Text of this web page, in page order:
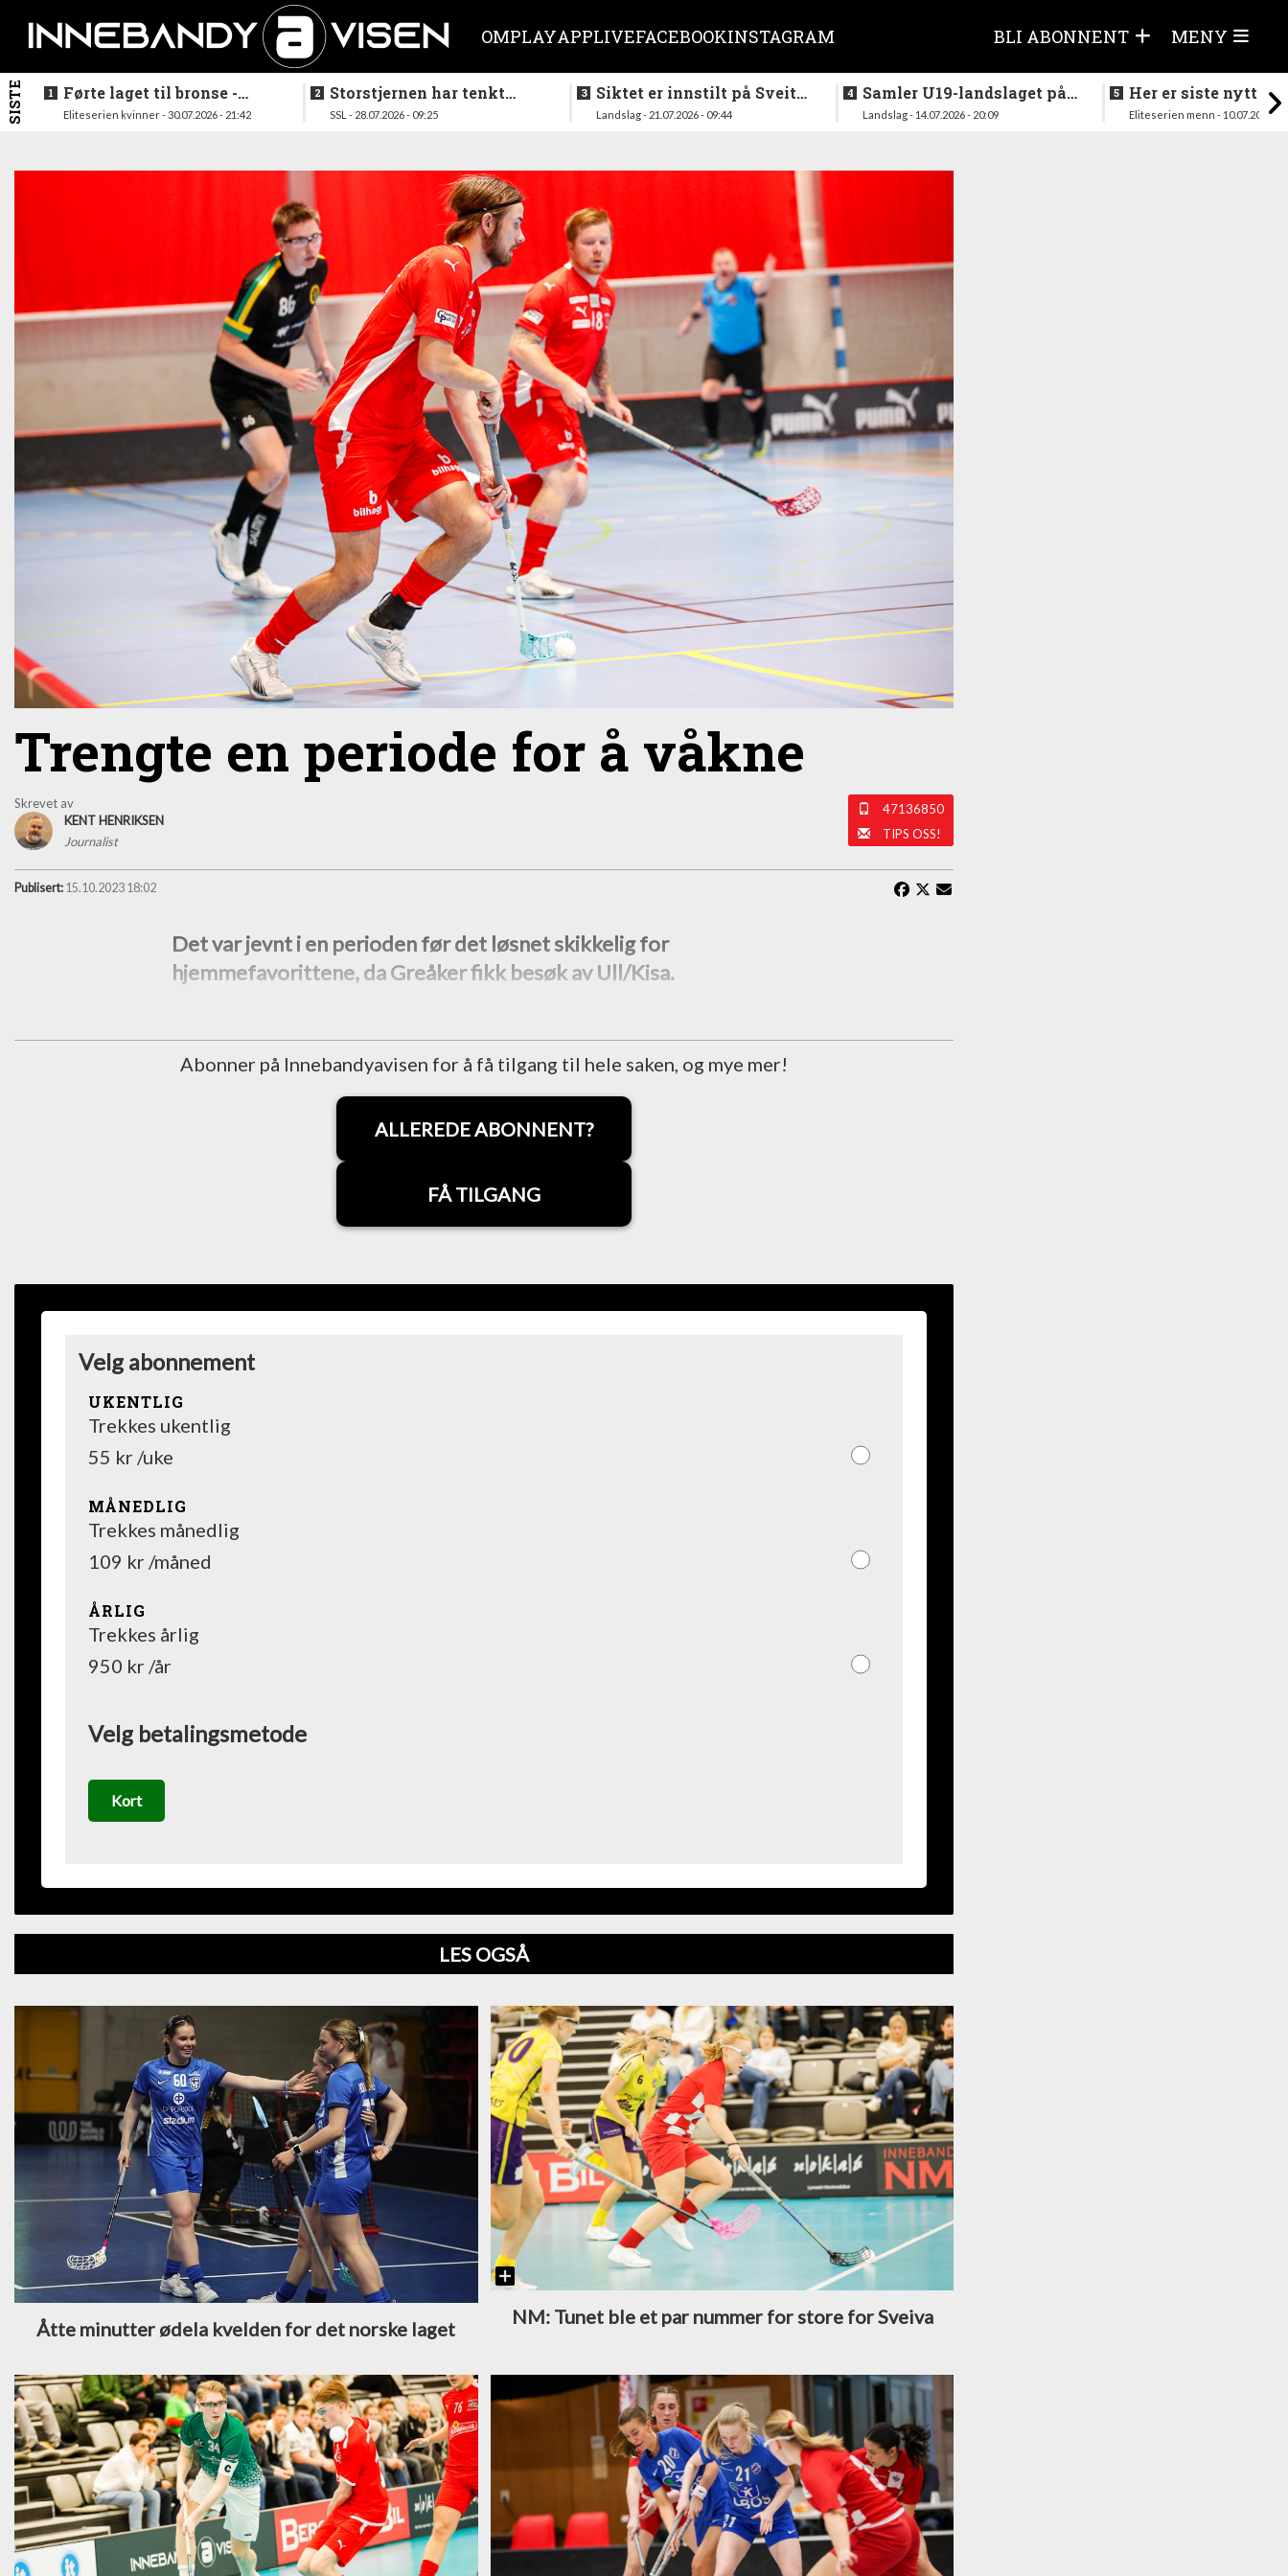
OMPLAYAPPLIVEFACEBOOKINSTAGRAM BLI ABONNENT MENY
SISTE
Førte laget til bronse -
trenerduoen ferdige i
Eliteserien kvinner - 30.07.2026 - 21:42
Storstjernen har tenkt
ferdig - legger køllen på
SSL - 28.07.2026 - 09:25
Siktet er innstilt på Sveits
i mai
Landslag - 21.07.2026 - 09:44
Samler U19-landslaget på
nytt i august
Landslag - 14.07.2026 - 20:09
Her er siste nytt
season
Eliteserien menn - 10.07.2026 -
Trengte en periode for å våkne
Skrevet av
KENT HENRIKSEN
Journalist
47136850
TIPS OSS!
Publisert: 15.10.2023 18:02
Det var jevnt i en perioden før det løsnet skikkelig for
hjemmefavorittene, da Greåker fikk besøk av Ull/Kisa.
Abonner på Innebandyavisen for å få tilgang til hele saken, og mye mer!
ALLEREDE ABONNENT?
FÅ TILGANG
Velg abonnement
UKENTLIG
Trekkes ukentlig
55 kr /uke
MÅNEDLIG
Trekkes månedlig
109 kr /måned
ÅRLIG
Trekkes årlig
950 kr /år
Velg betalingsmetode
Kort
LES OGSÅ
Åtte minutter ødela kvelden for det norske laget
NM: Tunet ble et par nummer for store for Sveiva